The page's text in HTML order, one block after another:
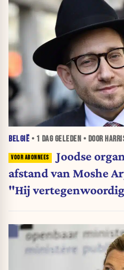
BELGIË • 1 DAGGELEDEN • DOOR
Joodse
afstand van Moshe
"Hij